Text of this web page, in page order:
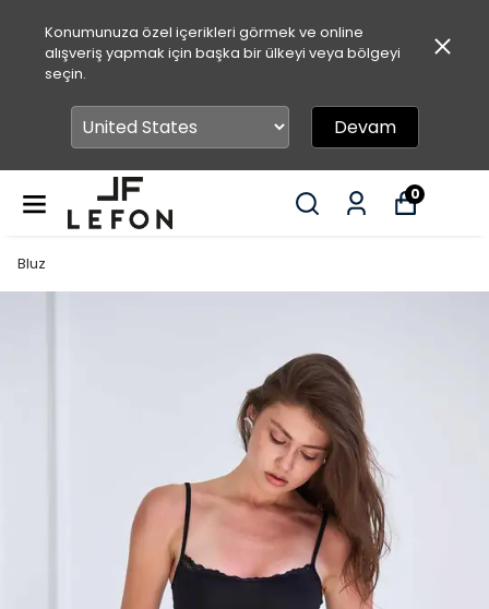
Konumunuza özel içerikleri görmek ve online
alışveriş yapmak için başka bir ülkeyi veya bölgeyi
seçin.
Devam
0
Bluz